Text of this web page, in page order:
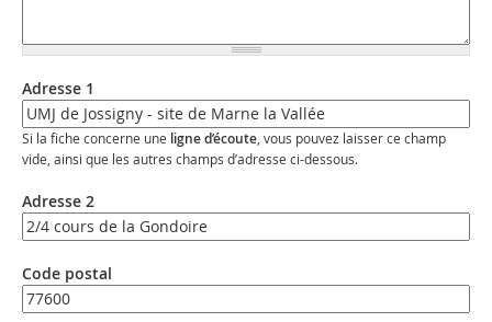
Adresse 1
Si la fiche concerne une ligne d’écoute , vous pouvez laisser ce champ
vide, ainsi que les autres champs d’adresse ci-dessous.
Adresse 2
Code postal